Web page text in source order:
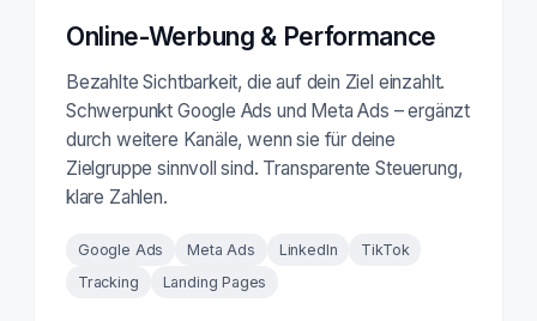
Online-Werbung & Performance
Bezahlte Sichtbarkeit, die auf dein Ziel einzahlt.
Schwerpunkt Google Ads und Meta Ads – ergänzt
durch weitere Kanäle, wenn sie für deine
Zielgruppe sinnvoll sind. Transparente Steuerung,
klare Zahlen.
Google Ads Meta Ads LinkedIn
TikTok
Tracking
Landing Pages